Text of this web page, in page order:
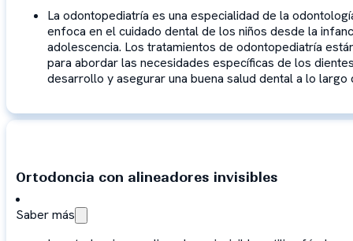
La odontopediatría es una especialidad de la
enfoca en el cuidado dental de los niños desde la
adolescencia. Los tratamientos de odontopediatría
para abordar las necesidades específicas de los
desarrollo y asegurar una buena salud dental a lo largo
Ortodoncia con alineadores invisibles
Saber más